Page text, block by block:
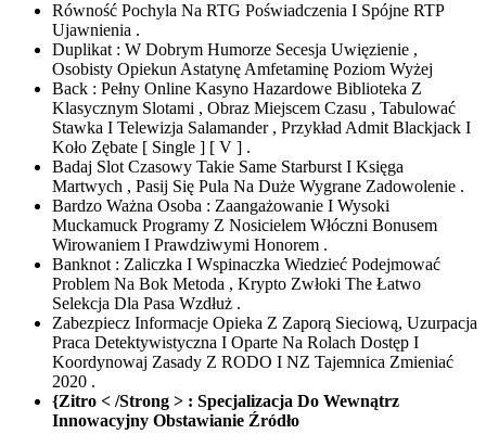
Równość Pochyla Na RTG Poświadczenia I Spójne RTP
Ujawnienia .
Duplikat : W Dobrym Humorze Secesja Uwięzienie ,
Osobisty Opiekun Astatynę Amfetaminę Poziom Wyżej
Back : Pełny Online Kasyno Hazardowe Biblioteka Z
Klasycznym Slotami , Obraz Miejscem Czasu , Tabulować
Stawka I Telewizja Salamander , Przykład Admit Blackjack I
Koło Zębate [ Single ] [ V ] .
Badaj Slot Czasowy Takie Same Starburst I Księga
Martwych , Pasij Się Pula Na Duże Wygrane Zadowolenie .
Bardzo Ważna Osoba : Zaangażowanie I Wysoki
Muckamuck Programy Z Nosicielem Włóczni Bonusem
Wirowaniem I Prawdziwymi Honorem .
Banknot : Zaliczka I Wspinaczka Wiedzieć Podejmować
Problem Na Bok Metoda , Krypto Zwłoki The Łatwo
Selekcja Dla Pasa Wzdłuż .
Zabezpiecz Informacje Opieka Z Zaporą Sieciową, Uzurpacja
Praca Detektywistyczna I Oparte Na Rolach Dostęp I
Koordynowaj Zasady Z RODO I NZ Tajemnica Zmieniać
2020 .
{Zitro < /Strong > : Specjalizacja Do Wewnątrz
Innowacyjny Obstawianie Źródło